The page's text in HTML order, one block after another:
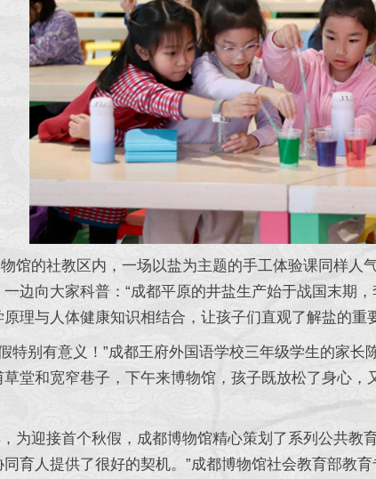
的社教区内，一场以盐为主题的手工体验课同样人
边向大家科普：“成都平原的井盐生产始于战国末期
理与人体健康知识相结合，让孩子们直观了解盐的重
别有意义！”成都王府外国语学校三年级学生的家长
草堂和宽窄巷子，下午来博物馆，孩子既放松了身心
迎接首个秋假，成都博物馆精心策划了系列公共教
育人提供了很好的契机。”成都博物馆社会教育部教